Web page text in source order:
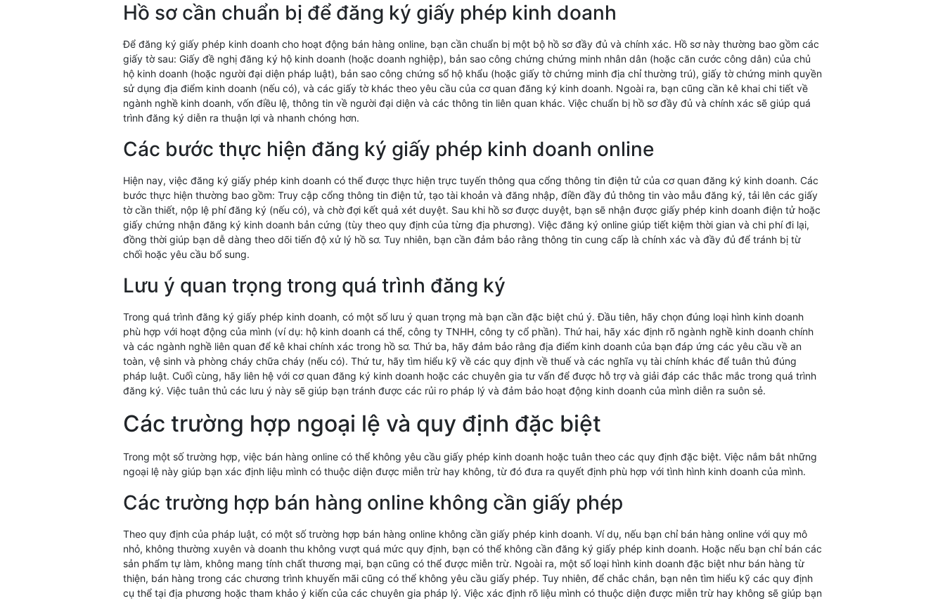
Hồ sơ cần chuẩn bị để đăng ký giấy phép kinh doanh
Để đăng ký giấy phép kinh doanh cho hoạt động bán hàng online, bạn cần chuẩn bị một bộ hồ sơ đầy đủ và chính xác. Hồ sơ này thường bao gồm các
giấy tờ sau: Giấy đề nghị đăng ký hộ kinh doanh (hoặc doanh nghiệp), bản sao công chứng chứng minh nhân dân (hoặc căn cước công dân) của chủ
hộ kinh doanh (hoặc người đại diện pháp luật), bản sao công chứng sổ hộ khẩu (hoặc giấy tờ chứng minh địa chỉ thường trú), giấy tờ chứng minh quyền
sử dụng địa điểm kinh doanh (nếu có), và các giấy tờ khác theo yêu cầu của cơ quan đăng ký kinh doanh. Ngoài ra, bạn cũng cần kê khai chi tiết về
ngành nghề kinh doanh, vốn điều lệ, thông tin về người đại diện và các thông tin liên quan khác. Việc chuẩn bị hồ sơ đầy đủ và chính xác sẽ giúp quá
trình đăng ký diễn ra thuận lợi và nhanh chóng hơn.
Các bước thực hiện đăng ký giấy phép kinh doanh online
Hiện nay, việc đăng ký giấy phép kinh doanh có thể được thực hiện trực tuyến thông qua cổng thông tin điện tử của cơ quan đăng ký kinh doanh. Các
bước thực hiện thường bao gồm: Truy cập cổng thông tin điện tử, tạo tài khoản và đăng nhập, điền đầy đủ thông tin vào mẫu đăng ký, tải lên các giấy
tờ cần thiết, nộp lệ phí đăng ký (nếu có), và chờ đợi kết quả xét duyệt. Sau khi hồ sơ được duyệt, bạn sẽ nhận được giấy phép kinh doanh điện tử hoặc
giấy chứng nhận đăng ký kinh doanh bản cứng (tùy theo quy định của từng địa phương). Việc đăng ký online giúp tiết kiệm thời gian và chi phí đi lại,
đồng thời giúp bạn dễ dàng theo dõi tiến độ xử lý hồ sơ. Tuy nhiên, bạn cần đảm bảo rằng thông tin cung cấp là chính xác và đầy đủ để tránh bị từ
chối hoặc yêu cầu bổ sung.
Lưu ý quan trọng trong quá trình đăng ký
Trong quá trình đăng ký giấy phép kinh doanh, có một số lưu ý quan trọng mà bạn cần đặc biệt chú ý. Đầu tiên, hãy chọn đúng loại hình kinh doanh
phù hợp với hoạt động của mình (ví dụ: hộ kinh doanh cá thể, công ty TNHH, công ty cổ phần). Thứ hai, hãy xác định rõ ngành nghề kinh doanh chính
và các ngành nghề liên quan để kê khai chính xác trong hồ sơ. Thứ ba, hãy đảm bảo rằng địa điểm kinh doanh của bạn đáp ứng các yêu cầu về an
toàn, vệ sinh và phòng cháy chữa cháy (nếu có). Thứ tư, hãy tìm hiểu kỹ về các quy định về thuế và các nghĩa vụ tài chính khác để tuân thủ đúng
pháp luật. Cuối cùng, hãy liên hệ với cơ quan đăng ký kinh doanh hoặc các chuyên gia tư vấn để được hỗ trợ và giải đáp các thắc mắc trong quá trình
đăng ký. Việc tuân thủ các lưu ý này sẽ giúp bạn tránh được các rủi ro pháp lý và đảm bảo hoạt động kinh doanh của mình diễn ra suôn sẻ.
Các trường hợp ngoại lệ và quy định đặc biệt
Trong một số trường hợp, việc bán hàng online có thể không yêu cầu giấy phép kinh doanh hoặc tuân theo các quy định đặc biệt. Việc nắm bắt những
ngoại lệ này giúp bạn xác định liệu mình có thuộc diện được miễn trừ hay không, từ đó đưa ra quyết định phù hợp với tình hình kinh doanh của mình.
Các trường hợp bán hàng online không cần giấy phép
Theo quy định của pháp luật, có một số trường hợp bán hàng online không cần giấy phép kinh doanh. Ví dụ, nếu bạn chỉ bán hàng online với quy mô
nhỏ, không thường xuyên và doanh thu không vượt quá mức quy định, bạn có thể không cần đăng ký giấy phép kinh doanh. Hoặc nếu bạn chỉ bán các
sản phẩm tự làm, không mang tính chất thương mại, bạn cũng có thể được miễn trừ. Ngoài ra, một số loại hình kinh doanh đặc biệt như bán hàng từ
thiện, bán hàng trong các chương trình khuyến mãi cũng có thể không yêu cầu giấy phép. Tuy nhiên, để chắc chắn, bạn nên tìm hiểu kỹ các quy định
cụ thể tại địa phương hoặc tham khảo ý kiến của các chuyên gia pháp lý. Việc xác định rõ liệu mình có thuộc diện được miễn trừ hay không sẽ giúp bạn